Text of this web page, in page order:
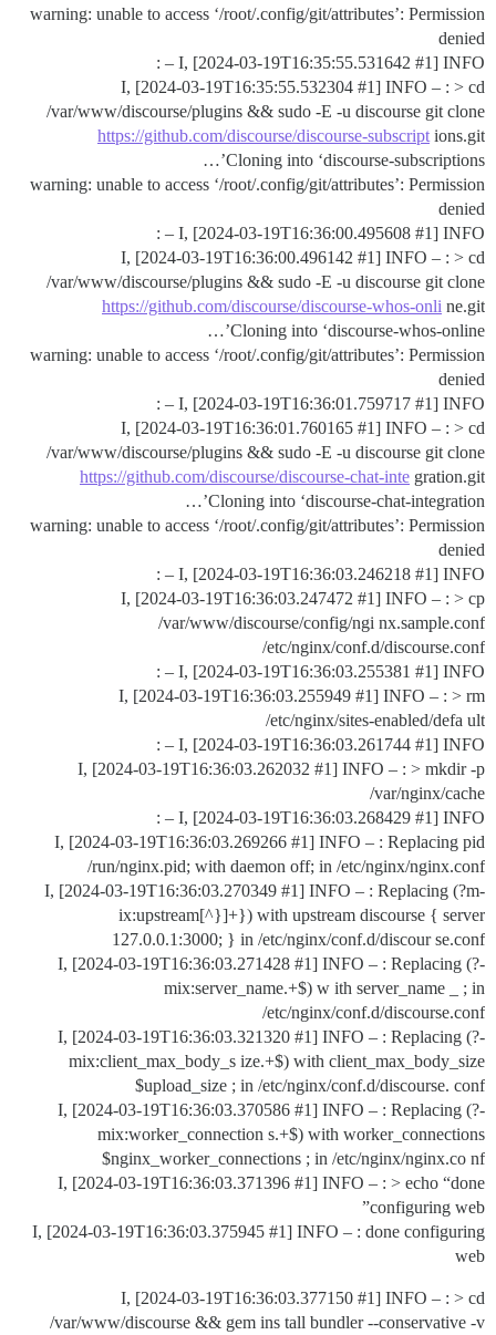
warning: unable to access ‘/root/.config/git/attributes’: Permission
denied
I, [2024-03-19T16:35:55.531642 #1] INFO – :
I, [2024-03-19T16:35:55.532304 #1] INFO – : > cd
/var/www/discourse/plugins && sudo -E -u discourse git clone
https://github.com/discourse/discourse-subscript ions.git
Cloning into ‘discourse-subscriptions’…
warning: unable to access ‘/root/.config/git/attributes’: Permission
denied
I, [2024-03-19T16:36:00.495608 #1] INFO – :
I, [2024-03-19T16:36:00.496142 #1] INFO – : > cd
/var/www/discourse/plugins && sudo -E -u discourse git clone
https://github.com/discourse/discourse-whos-onli ne.git
Cloning into ‘discourse-whos-online’…
warning: unable to access ‘/root/.config/git/attributes’: Permission
denied
I, [2024-03-19T16:36:01.759717 #1] INFO – :
I, [2024-03-19T16:36:01.760165 #1] INFO – : > cd
/var/www/discourse/plugins && sudo -E -u discourse git clone
https://github.com/discourse/discourse-chat-inte gration.git
Cloning into ‘discourse-chat-integration’…
warning: unable to access ‘/root/.config/git/attributes’: Permission
denied
I, [2024-03-19T16:36:03.246218 #1] INFO – :
I, [2024-03-19T16:36:03.247472 #1] INFO – : > cp
/var/www/discourse/config/ngi nx.sample.conf
/etc/nginx/conf.d/discourse.conf
I, [2024-03-19T16:36:03.255381 #1] INFO – :
I, [2024-03-19T16:36:03.255949 #1] INFO – : > rm
/etc/nginx/sites-enabled/defa ult
I, [2024-03-19T16:36:03.261744 #1] INFO – :
I, [2024-03-19T16:36:03.262032 #1] INFO – : > mkdir -p
/var/nginx/cache
I, [2024-03-19T16:36:03.268429 #1] INFO – :
I, [2024-03-19T16:36:03.269266 #1] INFO – : Replacing pid
/run/nginx.pid; with daemon off; in /etc/nginx/nginx.conf
I, [2024-03-19T16:36:03.270349 #1] INFO – : Replacing (?m-
ix:upstream[^}]+}) with upstream discourse { server
127.0.0.1:3000; } in /etc/nginx/conf.d/discour se.conf
I, [2024-03-19T16:36:03.271428 #1] INFO – : Replacing (?-
mix:server_name.+$) w ith server_name _ ; in
/etc/nginx/conf.d/discourse.conf
I, [2024-03-19T16:36:03.321320 #1] INFO – : Replacing (?-
mix:client_max_body_s ize.+$) with client_max_body_size
$upload_size ; in /etc/nginx/conf.d/discourse. conf
I, [2024-03-19T16:36:03.370586 #1] INFO – : Replacing (?-
mix:worker_connection s.+$) with worker_connections
$nginx_worker_connections ; in /etc/nginx/nginx.co nf
I, [2024-03-19T16:36:03.371396 #1] INFO – : > echo “done
configuring web”
I, [2024-03-19T16:36:03.375945 #1] INFO – : done configuring
web
I, [2024-03-19T16:36:03.377150 #1] INFO – : > cd
/var/www/discourse && gem ins tall bundler --conservative -v